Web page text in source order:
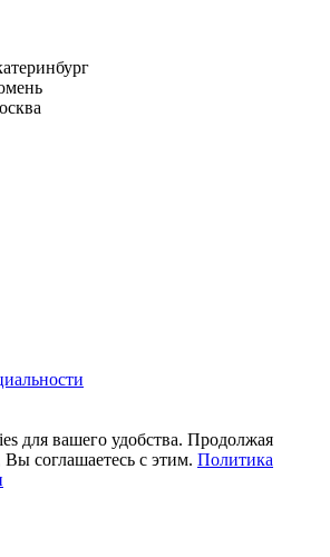
для вашего удобства. Продолжая
Вы соглашаетесь с этим. Политика